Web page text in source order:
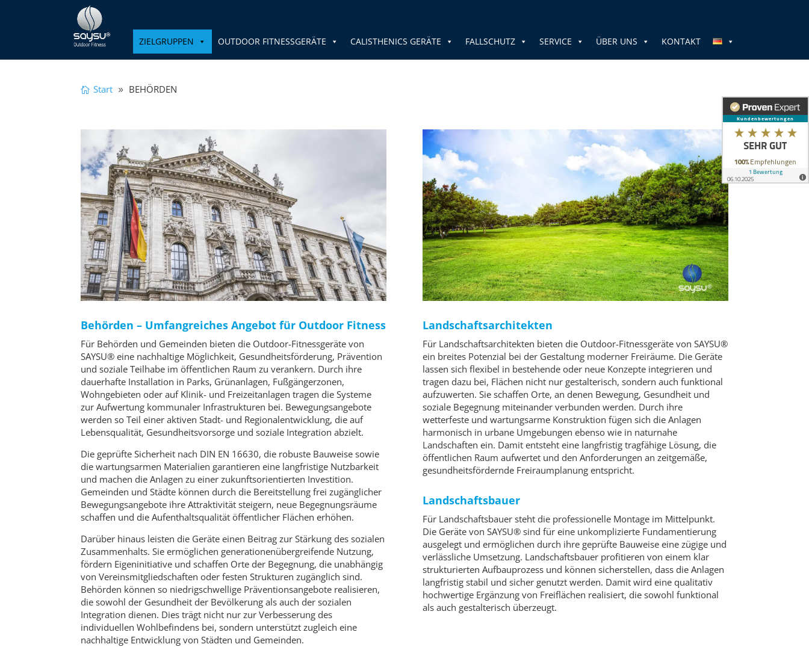
ZIELGRUPPEN OUTDOOR FITNESSGERÄTE CALISTHENICS GERÄTE FALLSCHUTZ SERVICE ÜBER UNS KONTAKT
Start BEHÖRDEN
Behörden – Umfangreiches Angebot für Outdoor Fitness
Für Behörden und Gemeinden bieten die Outdoor-Fitnessgeräte von
SAYSU® eine nachhaltige Möglichkeit, Gesundheitsförderung, Prävention
und soziale Teilhabe im öffentlichen Raum zu verankern. Durch ihre
dauerhafte Installation in Parks, Grünanlagen, Fußgängerzonen,
Wohngebieten oder auf Klinik- und Freizeitanlagen tragen die Systeme
zur Aufwertung kommunaler Infrastrukturen bei. Bewegungsangebote
werden so Teil einer aktiven Stadt- und Regionalentwicklung, die auf
Lebensqualität, Gesundheitsvorsorge und soziale Integration abzielt.
Die geprüfte Sicherheit nach DIN EN 16630, die robuste Bauweise sowie
die wartungsarmen Materialien garantieren eine langfristige Nutzbarkeit
und machen die Anlagen zu einer zukunftsorientierten Investition.
Gemeinden und Städte können durch die Bereitstellung frei zugänglicher
Bewegungsangebote ihre Attraktivität steigern, neue Begegnungsräume
schaffen und die Aufenthaltsqualität öffentlicher Flächen erhöhen.
Darüber hinaus leisten die Geräte einen Beitrag zur Stärkung des sozialen
Zusammenhalts. Sie ermöglichen generationenübergreifende Nutzung,
fördern Eigeninitiative und schaffen Orte der Begegnung, die unabhängig
von Vereinsmitgliedschaften oder festen Strukturen zugänglich sind.
Behörden können so niedrigschwellige Präventionsangebote realisieren,
die sowohl der Gesundheit der Bevölkerung als auch der sozialen
Integration dienen. Dies trägt nicht nur zur Verbesserung des
individuellen Wohlbefindens bei, sondern unterstützt zugleich eine
nachhaltige Entwicklung von Städten und Gemeinden.
Landschaftsarchitekten
Für Landschaftsarchitekten bieten die Outdoor-Fitnessgeräte von SAYSU®
ein breites Potenzial bei der Gestaltung moderner Freiräume. Die Geräte
lassen sich flexibel in bestehende oder neue Konzepte integrieren und
tragen dazu bei, Flächen nicht nur gestalterisch, sondern auch funktional
aufzuwerten. Sie schaffen Orte, an denen Bewegung, Gesundheit und
soziale Begegnung miteinander verbunden werden. Durch ihre
wetterfeste und wartungsarme Konstruktion fügen sich die Anlagen
harmonisch in urbane Umgebungen ebenso wie in naturnahe
Landschaften ein. Damit entsteht eine langfristig tragfähige Lösung, die
öffentlichen Raum aufwertet und den Anforderungen an zeitgemäße,
gesundheitsfördernde Freiraumplanung entspricht.
Landschaftsbauer
Für Landschaftsbauer steht die professionelle Montage im Mittelpunkt.
Die Geräte von SAYSU® sind für eine unkomplizierte Fundamentierung
ausgelegt und ermöglichen durch ihre geprüfte Bauweise eine zügige und
verlässliche Umsetzung. Landschaftsbauer profitieren von einem klar
strukturierten Aufbauprozess und können sicherstellen, dass die Anlagen
langfristig stabil und sicher genutzt werden. Damit wird eine qualitativ
hochwertige Ergänzung von Freiflächen realisiert, die sowohl funktional
als auch gestalterisch überzeugt.